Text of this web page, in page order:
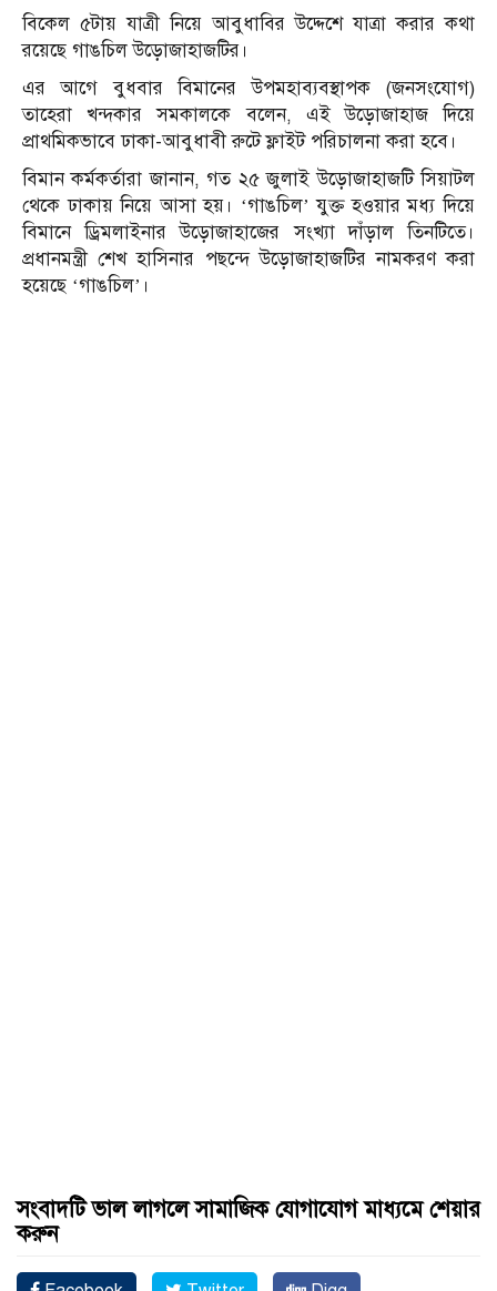
বিকেল ৫টায় যাত্রী নিয়ে আবুধাবির উদ্দেশে যাত্রা করার কথা
রয়েছে গাঙচিল উড়োজাহাজটির।
এর আগে বুধবার বিমানের উপমহাব্যবস্থাপক (জনসংযোগ)
তাহেরা খন্দকার সমকালকে বলেন, এই উড়োজাহাজ দিয়ে
প্রাথমিকভাবে ঢাকা-আবুধাবী রুটে ফ্লাইট পরিচালনা করা হবে।
বিমান কর্মকর্তারা জানান, গত ২৫ জুলাই উড়োজাহাজটি সিয়াটল
থেকে ঢাকায় নিয়ে আসা হয়। ‘গাঙচিল’ যুক্ত হওয়ার মধ্য দিয়ে
বিমানে ড্রিমলাইনার উড়োজাহাজের সংখ্যা দাঁড়াল তিনটিতে।
প্রধানমন্ত্রী শেখ হাসিনার পছন্দে উড়োজাহাজটির নামকরণ করা
হয়েছে ‘গাঙচিল’।
সংবাদটি ভাল লাগলে সামাজিক যোগাযোগ মাধ্যমে শেয়ার
করুন